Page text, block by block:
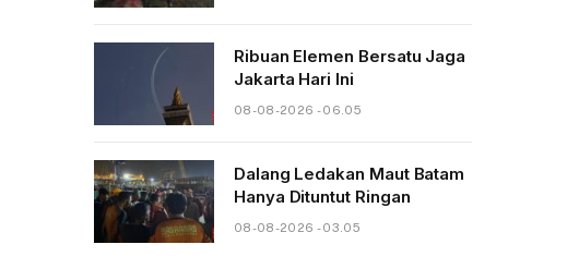
Ribuan Elemen Bersatu Jaga
Jakarta Hari Ini
08-08-2026 - 06.05
Dalang Ledakan Maut Batam
Hanya Dituntut Ringan
08-08-2026 - 03.05